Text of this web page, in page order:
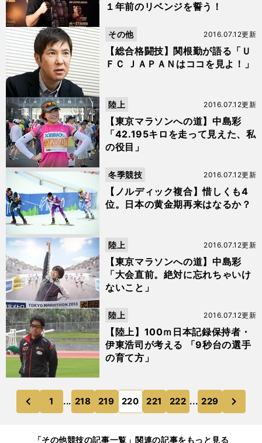
１年前のリベンジを誓う！
【総合格闘技】関根勤が語る「Ｕ
ＦＣ ＪＡＰＡＮはココを見よ！」
2016.07.12更新
その他
【東京マラソンへの道】中島彩
「42.195キロを走って見えた、私
の役目」
2016.07.12更新
陸上
【ノルディック複合】惜しくも4
位。日本の黄金期再来はなるか？
2016.07.12更新
冬季競技
【東京マラソンへの道】中島彩
「大会直前。絶対に忘れちゃいけ
ないこと」
2016.07.12更新
陸上
【陸上】100ｍ日本記録保持者・
伊東浩司が考える 「9秒台の選手
の育て方」
2016.07.12更新
陸上
前
のページへ
1 ... 218 219 220 221 222 ... 229
のページへ
「その他競技の記事一覧」関連の記事をもっと見る